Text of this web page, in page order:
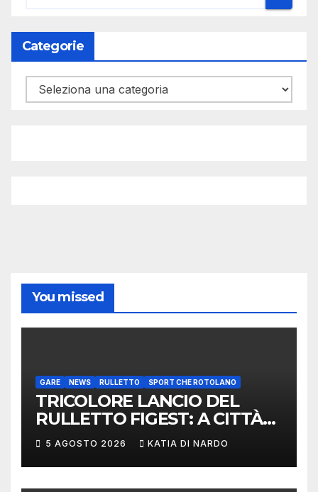
Categorie
Categorie
You missed
GARE NEWS RULLETTO SPORT CHE ROTOLANO
TRICOLORE LANCIO DEL
RULLETTO FIGEST: A CITTÀ
DI CASTELLO VINCONO
MARCHIGIANI ED UMBRI
5 AGOSTO 2026 KATIA DI NARDO